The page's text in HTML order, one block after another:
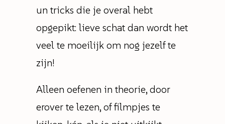
un tricks die je overal hebt
opgepikt: lieve schat dan wordt het
veel te moeilijk om nog jezelf te
zijn!
Alleen oefenen in theorie, door
erover te lezen, of filmpjes te